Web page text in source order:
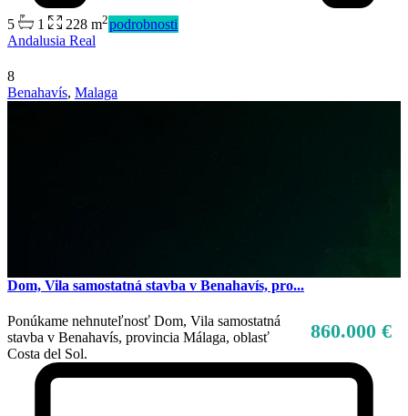
5 1 228 m2podrobnosti
Andalusia Real
8
Benahavís, Malaga
Dom, Vila samostatná stavba v Benahavís, pro...
860.000 €
Ponúkame nehnuteľnosť Dom, Vila samostatná
stavba v Benahavís, provincia Málaga, oblasť
Costa del Sol.